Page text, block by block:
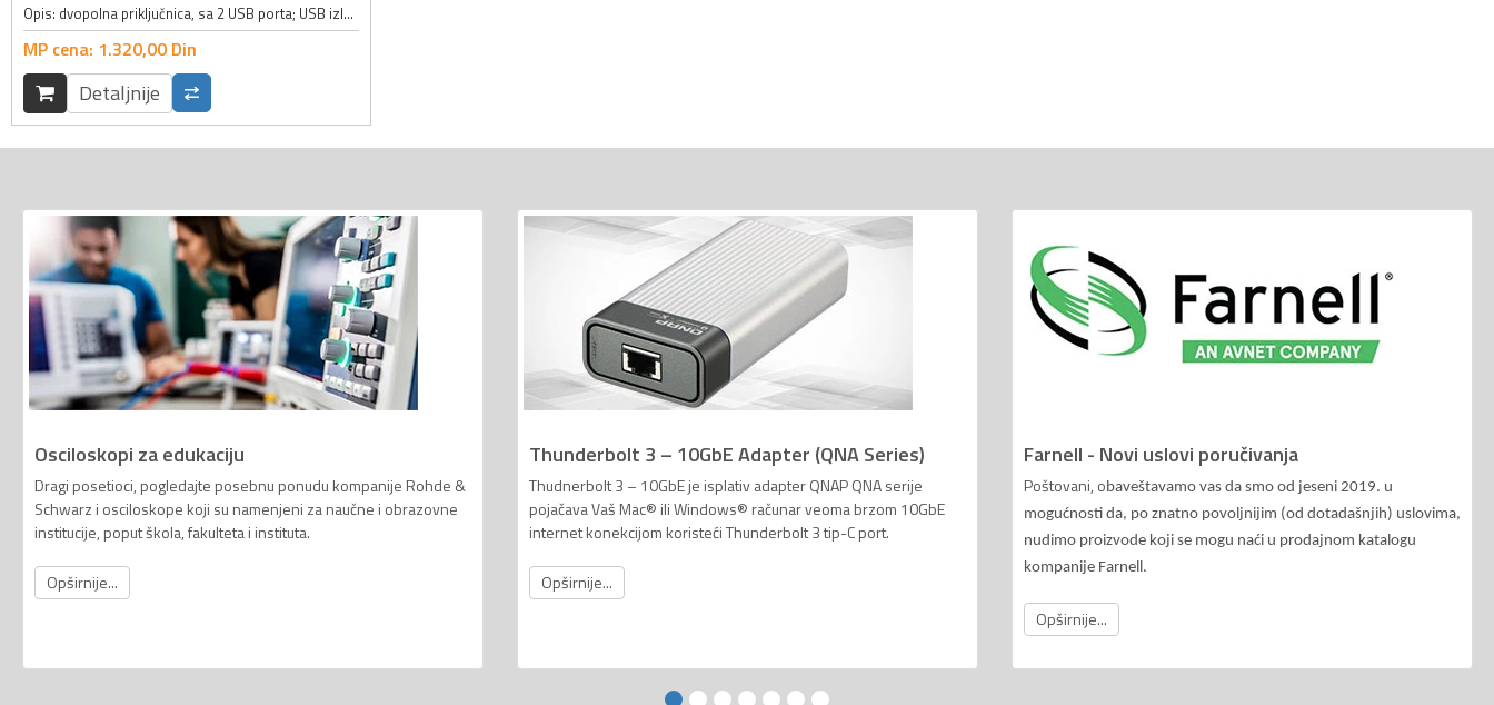
Opis: dvopolna priključnica, sa 2 USB porta; USB izlaz: 5V / 1.5A; Radni napon: 250VAC; Jačina struje: 16A; Dimenzije: 80 x 80 x 45mm; Boja: bela;
MP cena: 1.320,00 Din
Detaljnije
Osciloskopi za edukaciju
Dragi posetioci, pogledajte posebnu ponudu kompanije Rohde &
Schwarz i osciloskope koji su namenjeni za naučne i obrazovne
institucije, poput škola, fakulteta i instituta.
Opširnije...
Thunderbolt 3 – 10GbE Adapter (QNA Series)
Thudnerbolt 3 – 10GbE je isplativ adapter QNAP QNA serije
pojačava Vaš Mac® ili Windows® računar veoma brzom 10GbE
internet konekcijom koristeći Thunderbolt 3 tip-C port.
Opširnije...
Farnell - Novi uslovi poručivanja
Poštovani, o baveštavamo vas da smo od jeseni 2019. u
mogućnosti da, po znatno povoljnijim (od dotadašnjih) uslovima,
nudimo proizvode koji se mogu naći u prodajnom katalogu
kompanije Farnell.
Opširnije...